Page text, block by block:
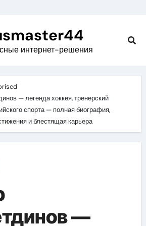
интернет-решения
— легенда хоккея, тренерский
спорта — полная биография,
и блестящая карьера
—